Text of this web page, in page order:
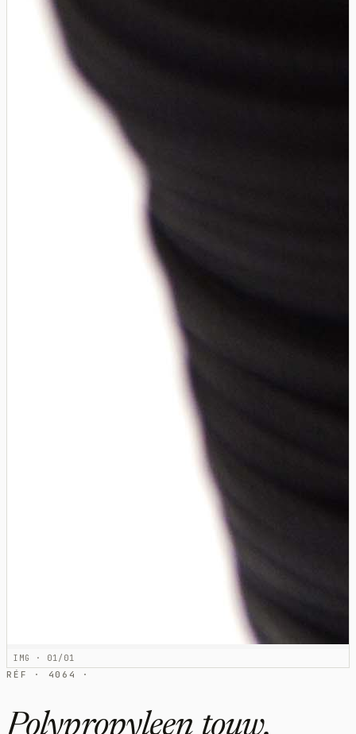
IMG · 01/01
RÉF · 4064 ·